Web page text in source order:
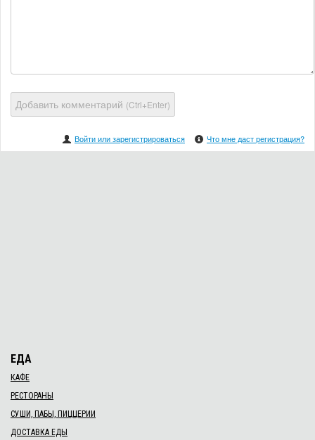
Добавить комментарий (Ctrl+Enter)
Войти или зарегистрироваться Что мне даст регистрация?
ЕДА
КАФЕ
РЕСТОРАНЫ
СУШИ, ПАБЫ, ПИЦЦЕРИИ
ДОСТАВКА ЕДЫ